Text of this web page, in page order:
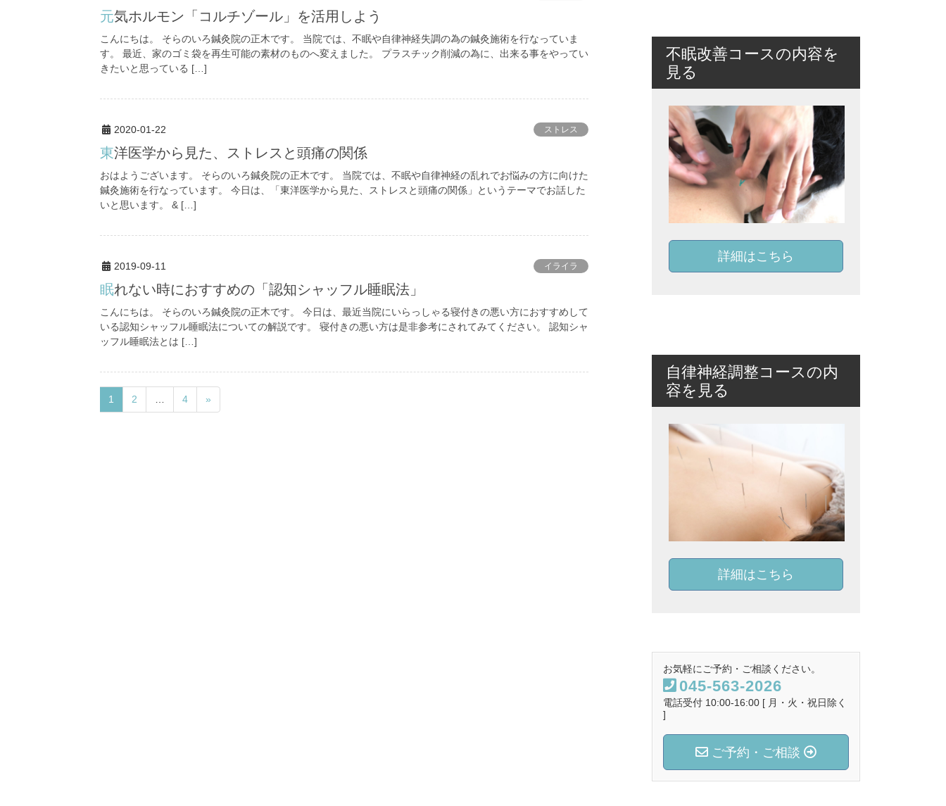
元気ホルモン「コルチゾール」を活用しよう
こんにちは。 そらのいろ鍼灸院の正木です。 当院では、不眠や自律神経失調の為の鍼灸施術を行なっていま
す。 最近、家のゴミ袋を再生可能の素材のものへ変えました。 プラスチック削減の為に、出来る事をやってい
きたいと思っている […]
2020-01-22 ストレス
東洋医学から見た、ストレスと頭痛の関係
おはようございます。 そらのいろ鍼灸院の正木です。 当院では、不眠や自律神経の乱れでお悩みの方に向けた
鍼灸施術を行なっています。 今日は、「東洋医学から見た、ストレスと頭痛の関係」というテーマでお話した
いと思います。 & […]
2019-09-11 イライラ
眠れない時におすすめの「認知シャッフル睡眠法」
こんにちは。 そらのいろ鍼灸院の正木です。 今日は、最近当院にいらっしゃる寝付きの悪い方におすすめして
いる認知シャッフル睡眠法についての解説です。 寝付きの悪い方は是非参考にされてみてください。 認知シャ
ッフル睡眠法とは […]
1 2 4 »
不眠改善コースの内容を
見る
詳細はこちら
自律神経調整コースの内
容を見る
詳細はこちら
お気軽にご予約・ご相談ください。
045-563-2026
電話受付 10:00-16:00 [ 月・火・祝日除く
]
ご予約・ご相談